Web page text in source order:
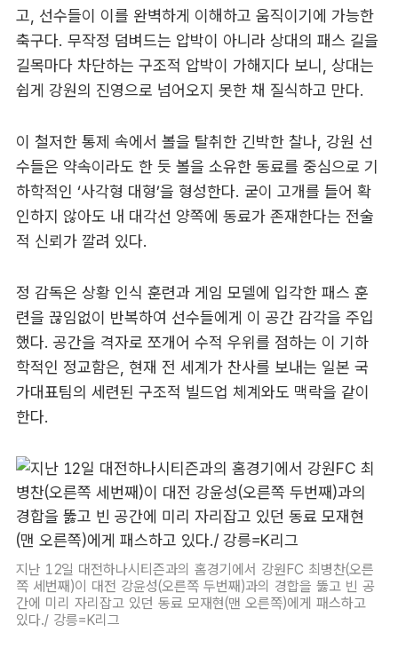
고, 선수들이 이를 완벽하게 이해하고 움직이기에 가능한
축구다. 무작정 덤벼드는 압박이 아니라 상대의 패스 길을
길목마다 차단하는 구조적 압박이 가해지다 보니, 상대는
쉽게 강원의 진영으로 넘어오지 못한 채 질식하고 만다.
이 철저한 통제 속에서 볼을 탈취한 긴박한 찰나, 강원 선
수들은 약속이라도 한 듯 볼을 소유한 동료를 중심으로 기
하학적인 ‘사각형 대형’을 형성한다. 굳이 고개를 들어 확
인하지 않아도 내 대각선 양쪽에 동료가 존재한다는 전술
적 신뢰가 깔려 있다.
정 감독은 상황 인식 훈련과 게임 모델에 입각한 패스 훈
련을 끊임없이 반복하여 선수들에게 이 공간 감각을 주입
했다. 공간을 격자로 쪼개어 수적 우위를 점하는 이 기하
학적인 정교함은, 현재 전 세계가 찬사를 보내는 일본 국
가대표팀의 세련된 구조적 빌드업 체계와도 맥락을 같이
한다.
지난 12일 대전하나시티즌과의 홈경기에서 강원FC 최병찬(오른
쪽 세번째)이 대전 강윤성(오른쪽 두번째)과의 경합을 뚫고 빈 공
간에 미리 자리잡고 있던 동료 모재현(맨 오른쪽)에게 패스하고
있다./ 강릉=K리그